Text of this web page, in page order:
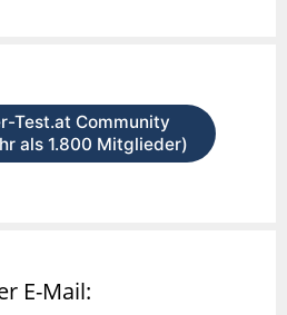
Test.at Community
als 1.800 Mitglieder)
E-Mail: